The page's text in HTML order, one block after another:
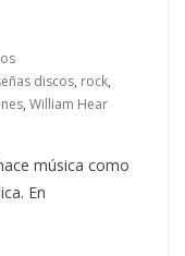
discos, rock,
, William Hear
música como
En